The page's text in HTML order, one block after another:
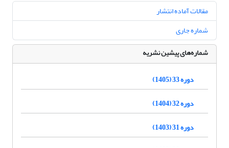
مقالات آماده انتشار
شماره جاری
شماره‌های پیشین نشریه
دوره 33 (1405)
دوره 32 (1404)
دوره 31 (1403)